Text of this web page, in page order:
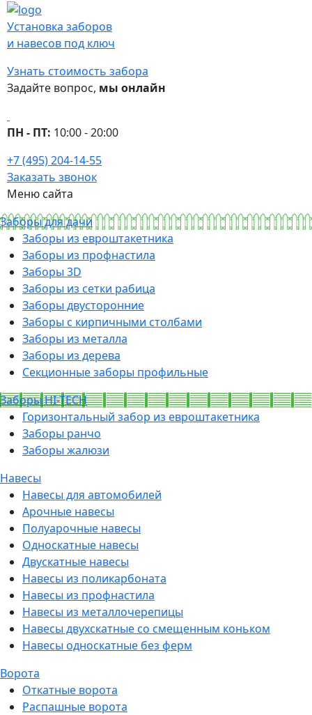
Установка заборов
и навесов под ключ
Узнать стоимость забора
Задайте вопрос, мы онлайн
ПН - ПТ: 10:00 - 20:00
+7 (495) 204-14-55
Заказать звонок
Меню сайта
Заборы для дачи
Заборы из евроштакетника
Заборы из профнастила
Заборы 3D
Заборы из сетки рабица
Заборы двусторонние
Заборы с кирпичными столбами
Заборы из металла
Заборы из дерева
Секционные заборы профильные
Заборы HI-TECH
Горизонтальный забор из евроштакетника
Заборы ранчо
Заборы жалюзи
Навесы
Навесы для автомобилей
Арочные навесы
Полуарочные навесы
Односкатные навесы
Двускатные навесы
Навесы из поликарбоната
Навесы из профнастила
Навесы из металлочерепицы
Навесы двухскатные со смещенным коньком
Навесы односкатные без ферм
Ворота
Откатные ворота
Распашные ворота